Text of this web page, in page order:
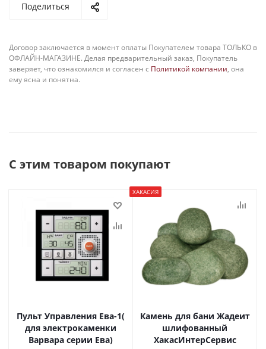
Поделиться
Договор заключается в момент оплаты Покупателем товара ТОЛЬКО в
ОФЛАЙН-МАГАЗИНЕ. Делая предварительный заказ, Покупатель
заверяет, что ознакомился и согласен с Политикой компании, она
ему ясна и понятна.
С этим товаром покупают
Пульт Управления Ева-1(
для электрокаменки
Варвара серии Ева)
ХАКАСИЯ
Камень для бани Жадеит
шлифованный
ХакасИнтерСервис